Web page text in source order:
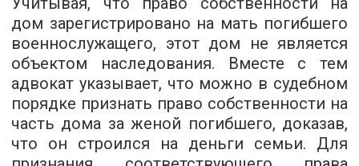
дом зарегистрировано на мать погибшего
военнослужащего, этот дом не является
объектом наследования. Вместе с тем
адвокат указывает, что можно в судебном
порядке признать право собственности на
часть дома за женой погибшего, доказав,
что он строился на деньги семьи. Для